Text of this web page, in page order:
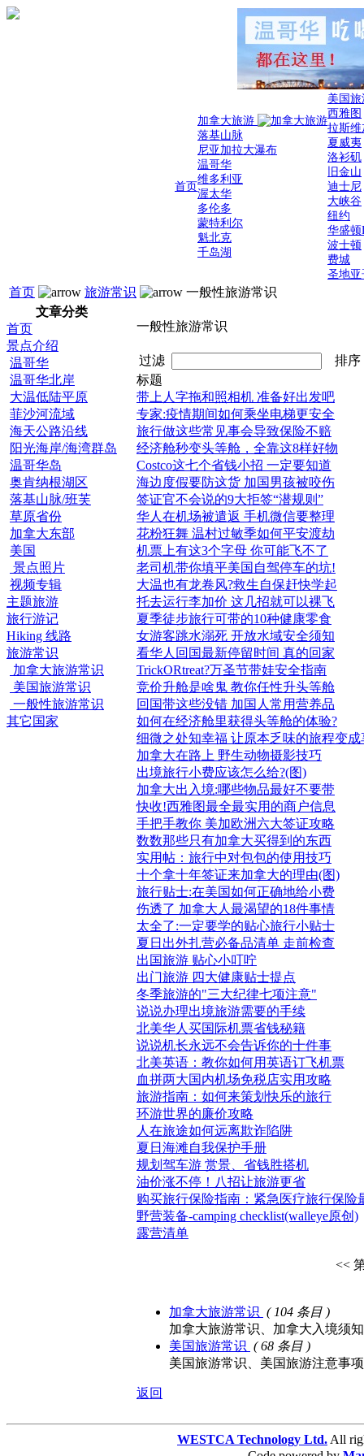
首页
加拿大旅游
落基山脉
尼亚加拉大瀑布
温哥华
维多利亚
渥太华
多伦多
蒙特利尔
魁北克
千岛湖
美国
西雅图
拉斯维
夏威夷
洛衫矶
旧金山
迪士尼
大峡谷
纽约
华盛顿
波士顿
费城
圣地亚
首页 旅游常识
一般性旅游常识
文章分类
首页
景点介绍
温哥华
温哥华北岸
大温低陆平原
菲沙河流域
海天公路沿线
阳光海岸/海湾群岛
温哥华岛
奥肯纳根湖区
落基山脉/班芙
草原省份
加拿大东部
美国
景点照片
视频专辑
主题旅游
旅行游记
Hiking 线路
旅游常识
加拿大旅游常识
美国旅游常识
一般性旅游常识
其它国家
一般性旅游常识
过滤
排
标题
带上人字拖和照相机 准备好出发吧
专家:疫情期间如何乘坐电梯更安全
旅行做这些常见事会导致保险不赔
经济舱秒变头等舱，全靠这8样好物
Costco这七个省钱小招 一定要知道
海边度假要防这货 加国男孩被咬伤
签证官不会说的9大拒签“潜规则”
华人在机场被遣返 手机微信要整理
花粉狂舞 温村过敏季如何平安渡劫
机票上有这3个字母 你可能飞不了
老司机带你填平美国自驾停车的坑!
大温也有龙卷风?救生自保赶快学起
托去运行李加价 这几招就可以裸飞
夏季徒步旅行可带的10种健康零食
女游客跳水溺死 开放水域安全须知
看华人回国最新停留时间 真的回家
TrickORtreat?万圣节带娃安全指南
竞价升舱是啥鬼 教你任性升头等舱
回国带这些没错 加国人常用营养品
如何在经济舱里获得头等舱的体验?
细微之处知幸福 让原本乏味的旅程变成
加拿大在路上 野生动物摄影技巧
出境旅行小费应该怎么给?(图)
加拿大出入境:哪些物品最好不要带
快收!西雅图最全最实用的商户信息
手把手教你 美加欧洲六大签证攻略
数数那些只有加拿大买得到的东西
实用帖：旅行中对包包的使用技巧
十个拿十年签证来加拿大的理由(图)
旅行贴士:在美国如何正确地给小费
伤透了 加拿大人最渴望的18件事情
太全了:一定要学的贴心旅行小贴士
夏日出外扎营必备品清单 走前检查
出国旅游 贴心小叮咛
出门旅游 四大健康贴士提点
冬季旅游的"三大纪律七项注意"
说说办理出境旅游需要的手续
北美华人买国际机票省钱秘籍
说说机长永远不会告诉你的十件事
北美英语：教你如何用英语订飞机票
血拼两大国内机场免税店实用攻略
旅游指南：如何来策划快乐的旅行
环游世界的廉价攻略
人在旅途如何远离欺诈陷阱
夏日海滩自我保护手册
规划驾车游 赏景、省钱胜搭机
油价涨不停！八招让旅游更省
购买旅行保险指南：紧急医疗旅行保险
野营装备-camping checklist(walleye原创)
露营清单
<<
加拿大旅游常识 ( 104 条目 )
加拿大旅游常识、加拿大入境须
美国旅游常识 ( 68 条目 )
美国旅游常识、美国旅游注意事
返回
WESTCA Technology Ltd. All